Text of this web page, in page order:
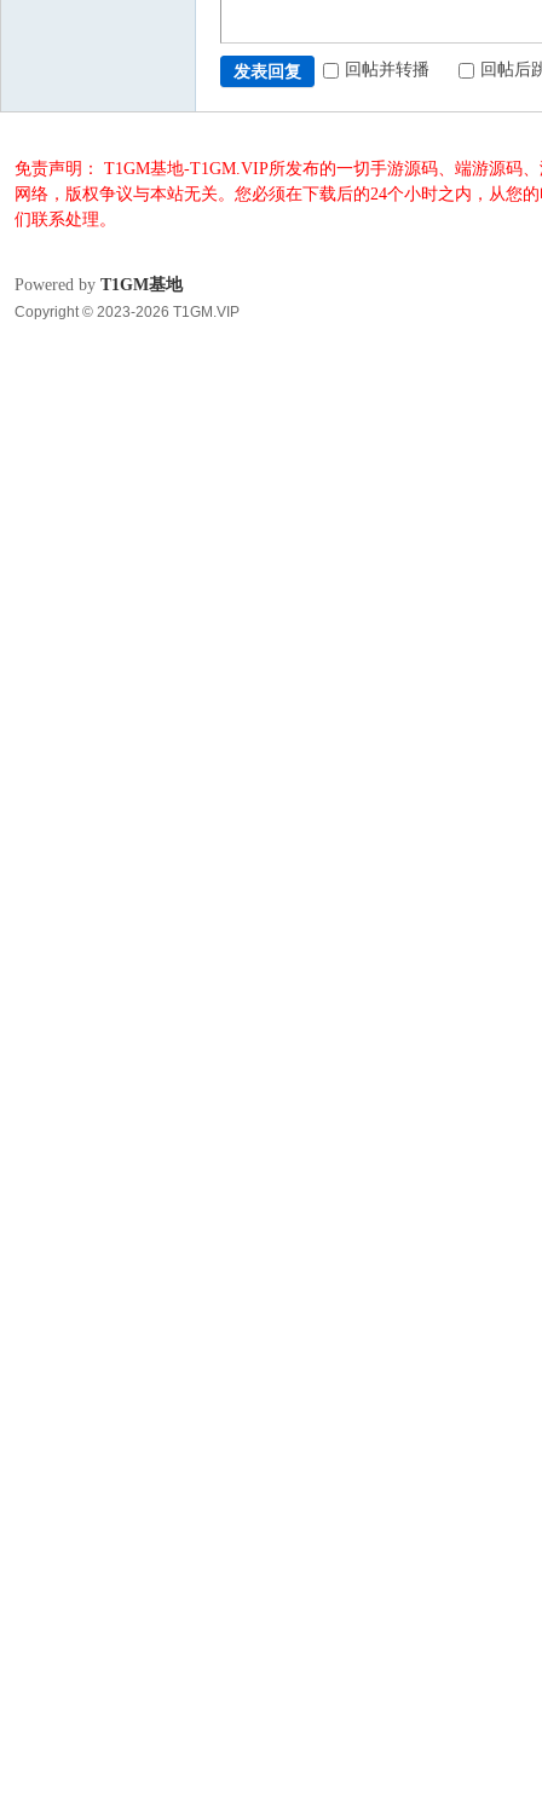
发表回复 回帖并转播 回帖后
免责声明： T1GM基地-T1GM.VIP所发布的一切手游源码、端游源码
网络，版权争议与本站无关。您必须在下载后的24个小时之内，从您
们联系处理。
Powered by T1GM基地
Copyright © 2023-2026 T1GM.VIP